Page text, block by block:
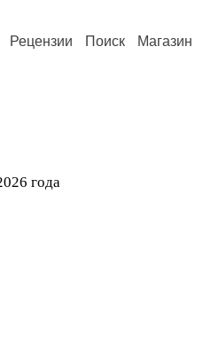
Рецензии Поиск Магазин
года